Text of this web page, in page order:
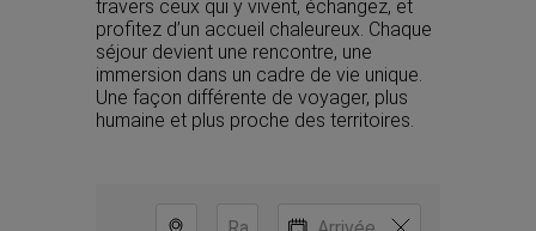
travers ceux qui y vivent, échangez, et
profitez d’un accueil chaleureux. Chaque
séjour devient une rencontre, une
immersion dans un cadre de vie unique.
Une façon différente de voyager, plus
humaine et plus proche des territoires.